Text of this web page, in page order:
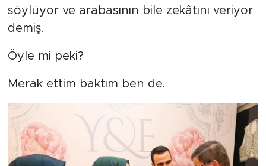
söylüyor ve arabasının bile zekâtını veriyor
demiş.
Öyle mi peki?
Merak ettim baktım ben de.